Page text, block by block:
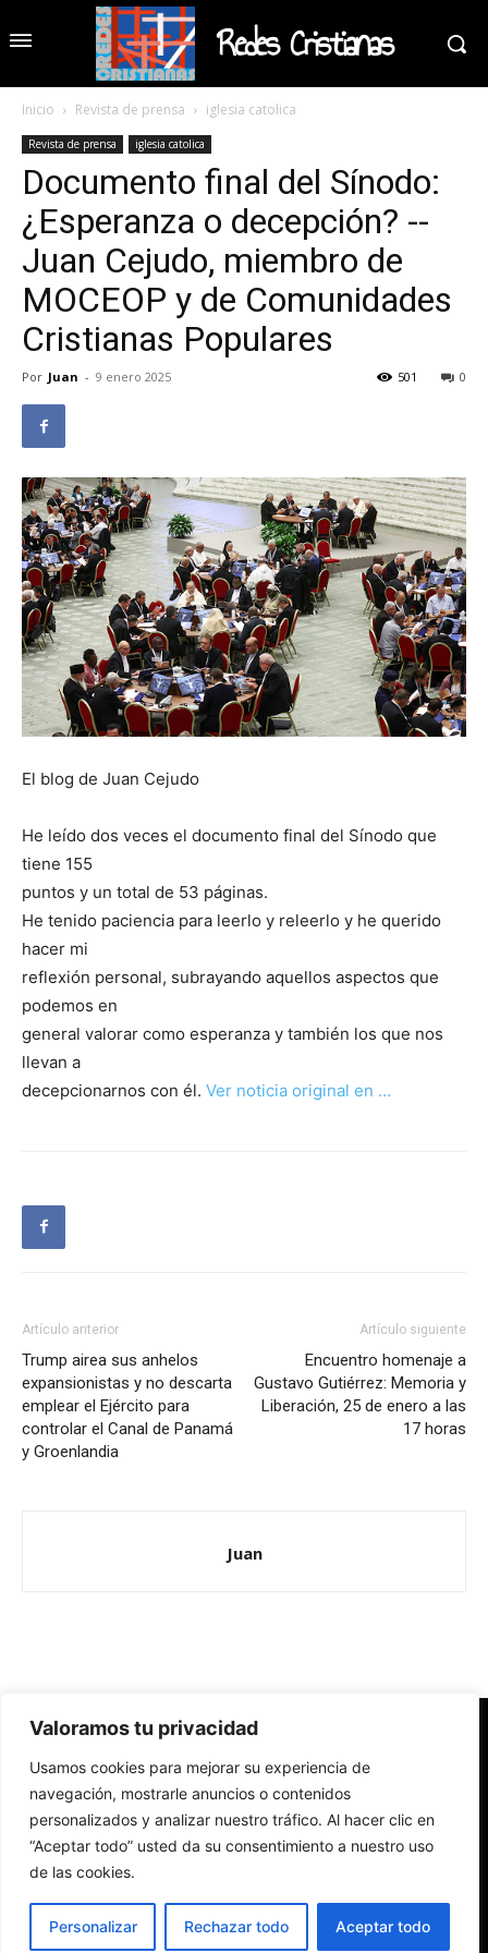
Valoramos tu privacidad
Usamos cookies para mejorar su experiencia de
navegación, mostrarle anuncios o contenidos
personalizados y analizar nuestro tráfico. Al hacer clic en
“Aceptar todo” usted da su consentimiento a nuestro uso
de las cookies.
Personalizar Rechazar todo Aceptar todo
Redes Cristianas
Inicio Revista de prensa iglesia catolica
Revista de prensa iglesia catolica
Documento final del Sínodo:
¿Esperanza o decepción? --
Juan Cejudo, miembro de
MOCEOP y de Comunidades
Cristianas Populares
Por Juan - 9 enero 2025 0
501
El blog de Juan Cejudo
He leído dos veces el documento final del Sínodo que
tiene 155
puntos y un total de 53 páginas.
He tenido paciencia para leerlo y releerlo y he querido
hacer mi
reflexión personal, subrayando aquellos aspectos que
podemos en
general valorar como esperanza y también los que nos
llevan a
decepcionarnos con él. Ver noticia original en …
Artículo anterior
Trump airea sus anhelos
expansionistas y no descarta
emplear el Ejército para
controlar el Canal de Panamá
y Groenlandia
Artículo siguiente
Encuentro homenaje a
Gustavo Gutiérrez: Memoria y
Liberación, 25 de enero a las
17 horas
Juan
Redes Cristianas
Una mirada alternativa sobre la Iglesia católica y la sociedad
- Colectivos de Redes Cristianas